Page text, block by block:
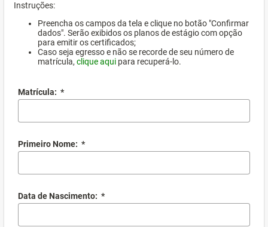
Instruções:
Preencha os campos da tela e clique no botão "Confirmar
dados". Serão exibidos os planos de estágio com opção
para emitir os certificados;
Caso seja egresso e não se recorde de seu número de
matrícula, clique aqui para recuperá-lo.
Matrícula: *
Primeiro Nome: *
Data de Nascimento: *